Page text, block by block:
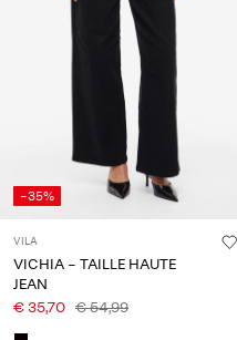
-35%
VILA
VICHIA - TAILLE HAUTE
JEAN
€ 35,70 € 54,99